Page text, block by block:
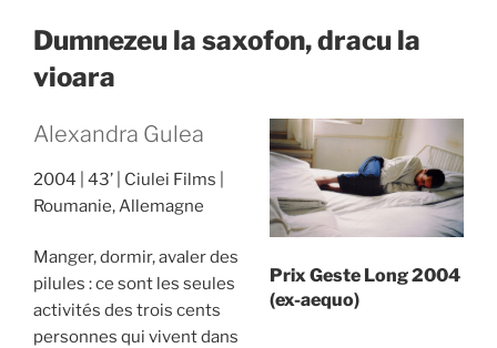
Dumnezeu la saxofon, dracu la
vioara
Alexandra Gulea
2004 43’
Ciulei Films
Roumanie, Allemagne
Manger, dormir, avaler des
pilules : ce sont les seules
activités des trois cents
personnes qui vivent dans
Prix Geste Long 2004
(ex-aequo)